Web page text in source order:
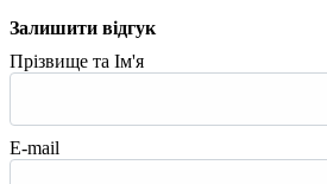
Залишити відгук
Прізвище та Ім'я
E-mail